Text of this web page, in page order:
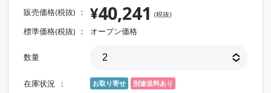
販売価格(税抜) ¥40,241 (税抜)
標準価格(税抜) オープン価格
数量
在庫状況 お取り寄せ 別途送料あり